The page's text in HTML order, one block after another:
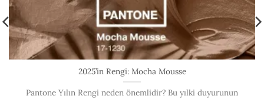
2025’in Rengi: Mocha Mousse
Pantone Yılın Rengi neden önemlidir? Bu yılki duyurunun